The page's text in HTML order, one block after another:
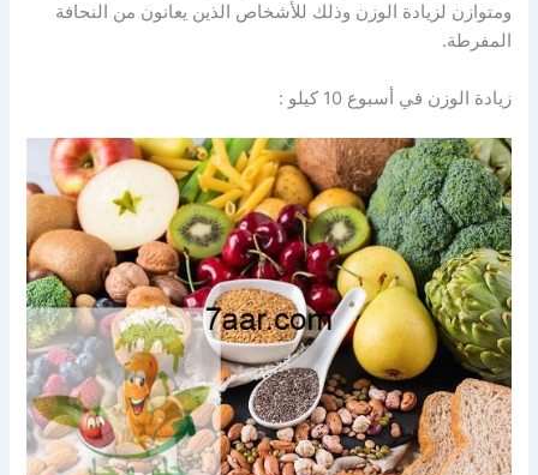
ومتوازن لزيادة الوزن وذلك للأشخاص الذين يعانون من النحافة
المفرطة.
زيادة الوزن في أسبوع 10 كيلو :